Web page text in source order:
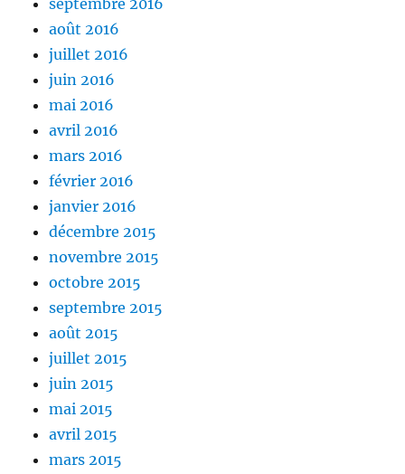
août 2016
juillet 2016
juin 2016
mai 2016
avril 2016
mars 2016
février 2016
janvier 2016
décembre 2015
novembre 2015
octobre 2015
septembre 2015
août 2015
juillet 2015
juin 2015
mai 2015
avril 2015
mars 2015